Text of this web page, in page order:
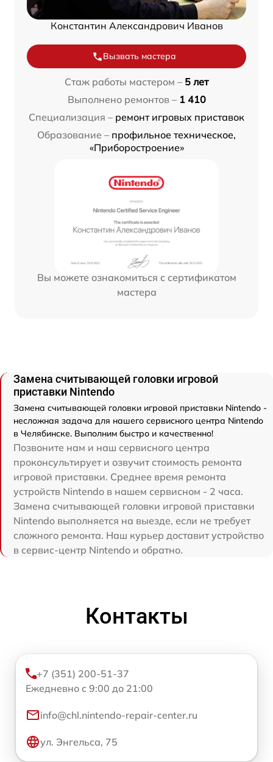
Константин Александрович Иванов
Вызвать мастера
Стаж работы мастером – 5 лет
Выполнено ремонтов – 1 410
Специализация – ремонт игровых приставок
Образование – профильное техническое,
«Приборостроение»
Вы можете ознакомиться с сертификатом
мастера
Замена считывающей головки игровой
приставки Nintendo
Замена считывающей головки игровой приставки Nintendo -
несложная задача для нашего сервисного центра Nintendo
в Челябинске. Выполним быстро и качественно!
Позвоните нам и наш сервисного центра
проконсультирует и озвучит стоимость ремонта
игровой приставки. Среднее время ремонта
устройств Nintendo в нашем сервисном - 2 часа.
Замена считывающей головки игровой приставки
Nintendo выполняется на выезде, если не требует
сложного ремонта. Наш курьер доставит устройство
в сервис-центр Nintendo и обратно.
Контакты
+7 (351) 200-51-37
Ежедневно с 9:00 до 21:00
info@chl.nintendo-repair-center.ru
ул. Энгельса, 75